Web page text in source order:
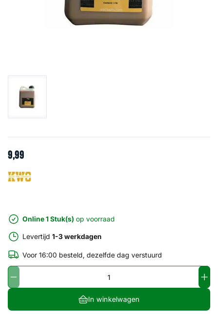
9,99
Online 1 Stuk(s) op voorraad
Levertijd 1-3 werkdagen
Voor 16:00 besteld, dezelfde dag verstuurd
In winkelwagen